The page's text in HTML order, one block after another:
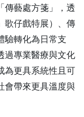
傳藝處方箋」，透
歌仔戲特展）、傳
驗轉化為日常支
過專業醫療與文化
為更具系統性且可
會帶來更具溫度與